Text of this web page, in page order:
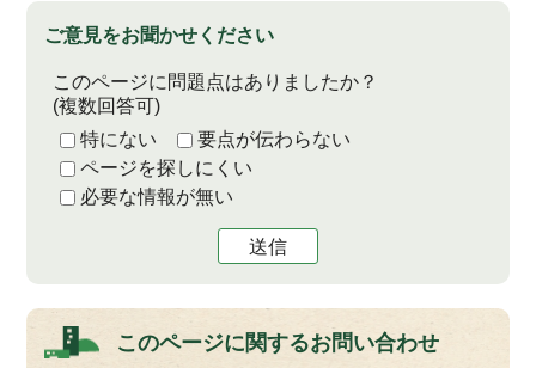
ご意見をお聞かせください
このページに問題点はありましたか？
(複数回答可)
特にない
要点が伝わらない
ページを探しにくい
必要な情報が無い
送信
このページに関するお問い合わせ